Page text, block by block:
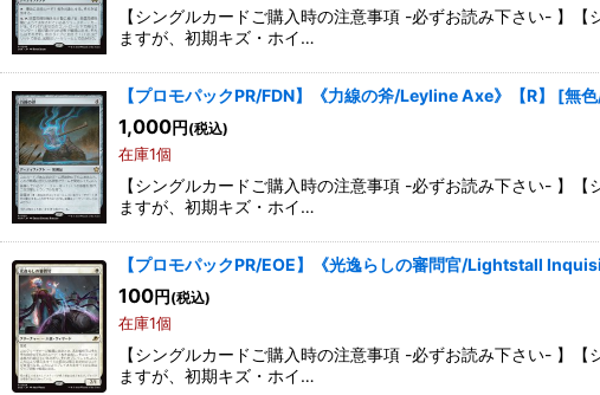
【シングルカードご購入時の注意事項 -必ずお読み下さい- 】
ますが、初期キズ・ホイ…
【プロモパックPR/FDN】《力線の斧/Leyline Axe》【R】 [無
1,000円 (税込)
在庫1個
【シングルカードご購入時の注意事項 -必ずお読み下さい- 】
ますが、初期キズ・ホイ…
【プロモパックPR/EOE】《光逸らしの審問官/Lightstall
100円 (税込)
在庫1個
【シングルカードご購入時の注意事項 -必ずお読み下さい- 】
ますが、初期キズ・ホイ…